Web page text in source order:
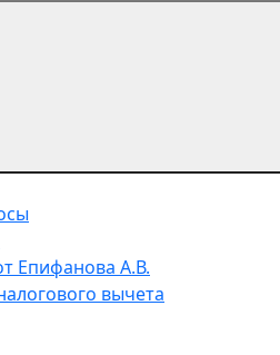
Епифанова А.В.
вычета